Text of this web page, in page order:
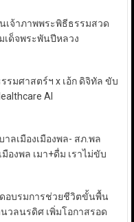
นเจ้าภาพพระพิธีธรรมสวด
ด็จพระพันปีหลวง
รมศาสตร์ฯ x เอ้ก ดิจิทัล ขับ
AI
ลเมืองเมืองพล- สภ.พล
งพล เมา+ดื่ม เราไม่ขับ
อบรมการช่วยชีวิตขั้นพื้น
วลนรดิศ เพิ่มโอกาสรอด